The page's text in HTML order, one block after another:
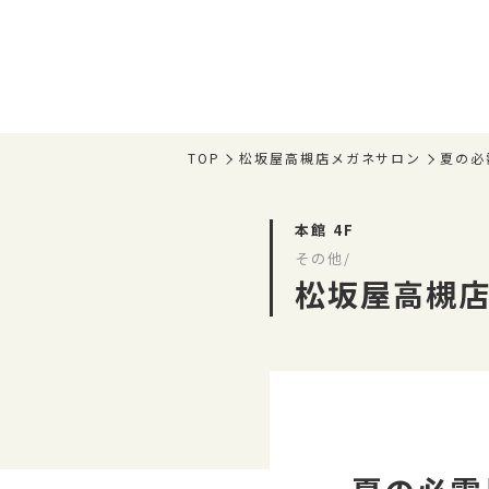
TOP 松坂屋高槻店メガネサロン 夏の
本館 4F
その他/
松坂屋高槻